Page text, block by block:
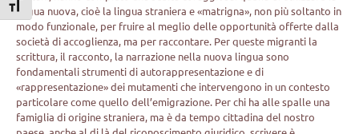
Attiva/disattiva dimensione testo
lingua nuova, cioè la lingua straniera e «matrigna», non più soltanto in
modo funzionale, per fruire al meglio delle opportunità offerte dalla
società di accoglienza, ma per raccontare. Per queste migranti la
scrittura, il racconto, la narrazione nella nuova lingua sono
fondamentali strumenti di autorappresentazione e di
«rappresentazione» dei mutamenti che intervengono in un contesto
particolare come quello dell’emigrazione. Per chi ha alle spalle una
famiglia di origine straniera, ma è da tempo cittadina del nostro